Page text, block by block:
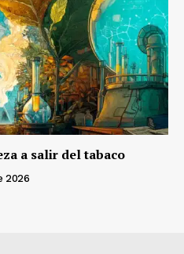
a salir del tabaco
2026